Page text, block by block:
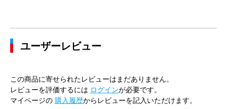
ユーザーレビュー
この商品に寄せられたレビューはまだありません。
レビューを評価するには ログインが必要です。
マイページの 購入履歴からレビューを記入いただけます。